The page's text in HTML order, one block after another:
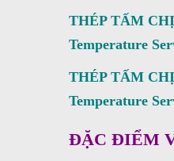
THÉP TẤM
Temperature
THÉP TẤM
Temperature
ĐẶC ĐIỂM